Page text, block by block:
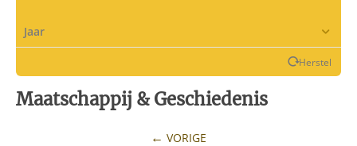
Jaar
Herstel
Maatschappij & Geschiedenis
VORIGE